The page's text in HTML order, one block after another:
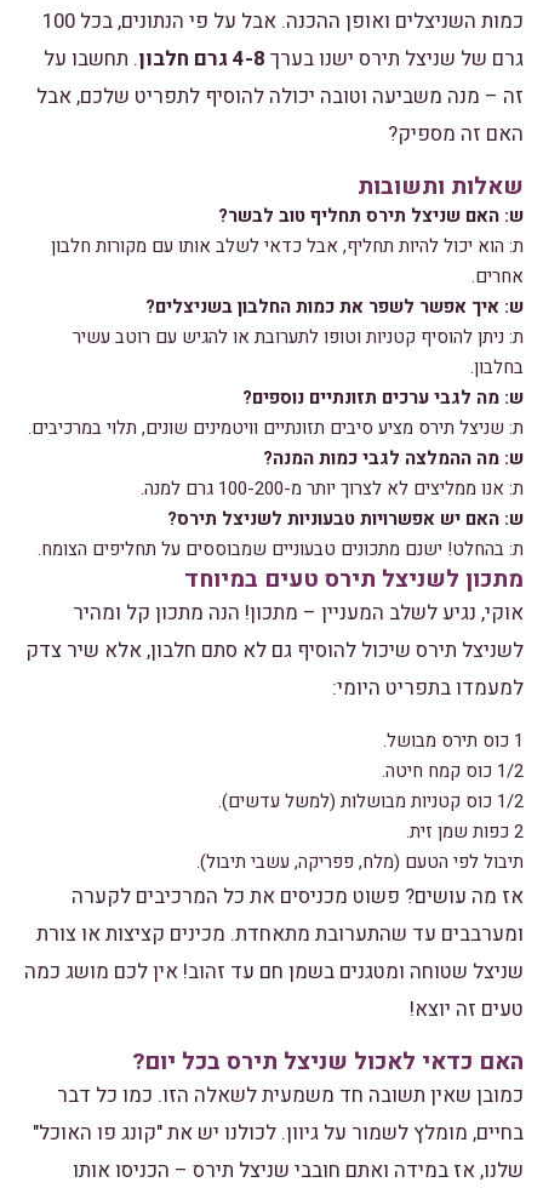
כמות השניצלים ואופן ההכנה. אבל על פי הנתונים, בכל 100
גרם של שניצל תירס ישנו בערך 4-8 גרם חלבון
. תחשבו על
זה – מנה משביעה וטובה יכולה להוסיף לתפריט שלכם, אבל
האם זה מספיק?
שאלות ותשובות
ש: האם שניצל תירס תחליף טוב לבשר?
ת: הוא יכול להיות תחליף, אבל כדאי לשלב אותו עם מקורות חלבון
אחרים.
ש: איך אפשר לשפר את כמות החלבון בשניצלים?
ת: ניתן להוסיף קטניות וטופו לתערובת או להגיש עם רוטב עשיר
בחלבון.
ש: מה לגבי ערכים תזונתיים נוספים?
ת: שניצל תירס מציע סיבים תזונתיים וויטמינים שונים, תלוי במרכיבים.
ש: מה ההמלצה לגבי כמות המנה?
ת: אנו ממליצים לא לצרוך יותר מ-100-200 גרם למנה.
ש: האם יש אפשרויות טבעוניות לשניצל תירס?
ת: בהחלט! ישנם מתכונים טבעוניים שמבוססים על תחליפים הצומח.
מתכון לשניצל תירס טעים במיוחד
אוקי, נגיע לשלב המעניין – מתכון! הנה מתכון קל ומהיר
לשניצל תירס שיכול להוסיף גם לא סתם חלבון, אלא שיר צדק
למעמדו בתפריט היומי:
1 כוס תירס מבושל.
1/2 כוס קמח חיטה.
1/2 כוס קטניות מבושלות (למשל עדשים).
2 כפות שמן זית.
תיבול לפי הטעם (מלח, פפריקה, עשבי תיבול).
אז מה עושים? פשוט מכניסים את כל המרכיבים לקערה
ומערבבים עד שהתערובת מתאחדת. מכינים קציצות או צורת
שניצל שטוחה ומטגנים בשמן חם עד זהוב! אין לכם מושג כמה
טעים זה יוצא!
האם כדאי לאכול שניצל תירס בכל יום?
כמובן שאין תשובה חד משמעית לשאלה הזו. כמו כל דבר
בחיים, מומלץ לשמור על גיוון. לכולנו יש את "קונג פו האוכל"
שלנו, אז במידה ואתם חובבי שניצל תירס – הכניסו אותו